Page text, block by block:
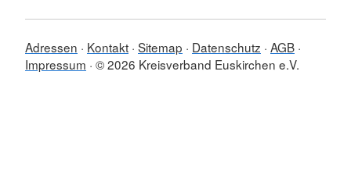
Adressen Kontakt Sitemap Datenschutz AGB
Impressum © 2026 Kreisverband Euskirchen e.V.